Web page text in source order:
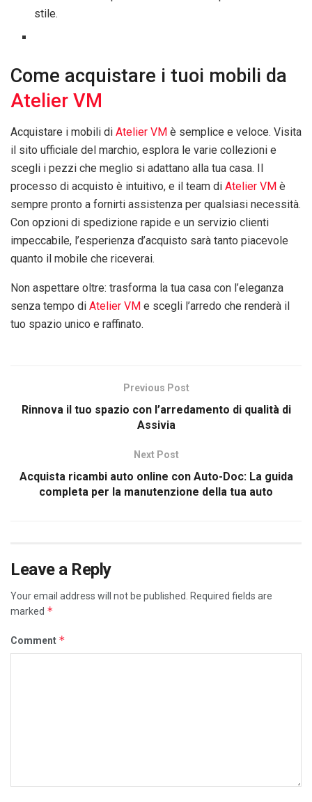
stile.
Come acquistare i tuoi mobili da
Atelier VM
Acquistare i mobili di Atelier VM è semplice e veloce. Visita
il sito ufficiale del marchio, esplora le varie collezioni e
scegli i pezzi che meglio si adattano alla tua casa. Il
processo di acquisto è intuitivo, e il team di Atelier VM è
sempre pronto a fornirti assistenza per qualsiasi necessità.
Con opzioni di spedizione rapide e un servizio clienti
impeccabile, l’esperienza d’acquisto sarà tanto piacevole
quanto il mobile che riceverai.
Non aspettare oltre: trasforma la tua casa con l’eleganza
senza tempo di Atelier VM e scegli l’arredo che renderà il
tuo spazio unico e raffinato.
Previous Post
Rinnova il tuo spazio con l’arredamento di qualità di
Assivia
Next Post
Acquista ricambi auto online con Auto-Doc: La guida
completa per la manutenzione della tua auto
Leave a Reply
Your email address will not be published.
Required fields are
marked *
Comment *